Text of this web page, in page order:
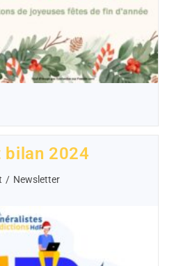
bilan 2024
/ Newsletter